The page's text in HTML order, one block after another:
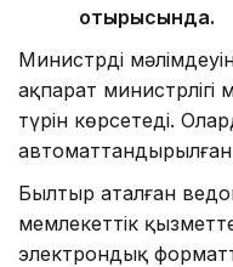
отырысында.
Министрдің
ақпарат министрлігі
түрін көрсетеді.
Былтыр аталған
мемлекеттік
электрондық